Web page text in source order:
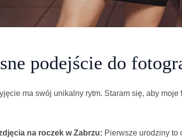
podejście do
ma swój unikalny rytm. Staram się, aby
na roczek w Zabrzu: Pierwsze urodziny to